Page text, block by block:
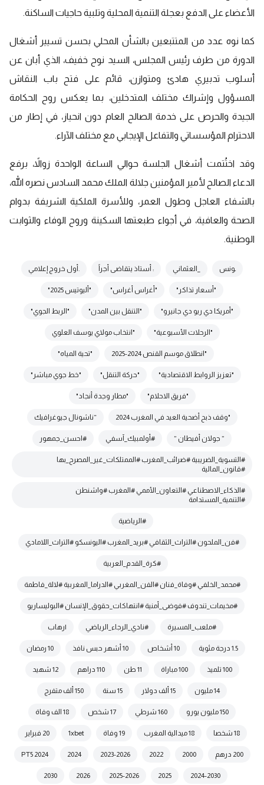
الأعضاء على الدفع بعجلة التنمية المحلية وتلبية حاجيات الساكنة.
كما نوه عدد من المتتبعين بالشأن المحلي بحسن تسيير أشغال
الدورة من طرف رئيس المجلس، السيد نوح خفيف، الذي أبان عن
أسلوب تدبيري هادئ ومتوازن، قائم على فتح باب النقاش
المسؤول وإشراك مختلف المتدخلين، بما يعكس روح الحكامة
الجيدة والحرص على خدمة الصالح العام دون انحياز، في إطار من
الاحترام المؤسساتي والتفاعل الإيجابي مع مختلف الآراء.
وقد اختُتمت أشغال الجلسة حوالي الساعة الواحدة زوالاً، برفع
الدعاء الصالح لأمير المؤمنين جلالة الملك محمد السادس نصره الله،
بالشفاء العاجل وطول العمر، وللأسرة الملكية الشريفة بدوام
الصحة والعافية، في أجواء طبعتها السكينة وروح الوفاء والثوابت
الوطنية.
ـونس _العثماني : أستاذ يتقاضى أجراً .أول خروج إعلامي
"أسعار تذاكر" "أغراس أغراس" "أليوتيس 2025"
"أمريكا دي ريو دي جانيرو" "التنقل بين المدن" "الربط الجوي"
"الرحلات الأسبوعية" "انتخاب مولاي يوسف العلوي
"انطلاق موسم القنص 2024-2025 "تحية المياه"
"تعزيز الروابط الاقتصادية" "حركة التنقل" "خط جوي مباشر"
"فريق الاحلام" "مطار وجدة أنجاد"
"وقف ذبح أضحية العيد في المغرب 2024 “ناشونال جيوغرافيك
” جولان أفيطان ” #أولمبيك_آسفي #احسن_جمهور
#التسوية_الضريبية #ضرائب_المغرب #الممتلكات_غير_المصرح_بها
#قانون_المالية
#الذكاء_الاصطناعي #التعاون_الأممي #المغرب #واشنطن
#التنمية_المستدامة
#الرياضية
#فن_الملحون #التراث_الثقافي #بريد_المغرب #اليونسكو #التراث_اللامادي
#كرة_القدم_العربية
#محمد_الخلفي #وفاة_فنان #الفن_المغربي #الدراما_المغربية #لالة_فاطمة
#مخيمات_تندوف #فوضى_أمنية #انتهاكات_حقوق_الإنسان #البوليساريو
#ملعب_المسيرة #نادي_الرجاء_الرياضي |رهاب
1.5 درجة مئوية 10 أشخاص 10 أشهر حبس نافذ 10 رمضان
100 تلميذ 100 مباراة 11 طن 110 دراهم 12 شهيد
14 مليون 15 ألف دولار 15 سنة 150 ألف متفرج
150 مليون يورو 160 شرطي 17 شخص 18 الف وفاة
18 شخصا 18 ميدالية المغرب 19 وفاة 1xbet 20 فبراير
200 درهم 2000
2022
2023-2026
2024
2024 PT5
2024-2030
2025
2025-2026
2026
2030